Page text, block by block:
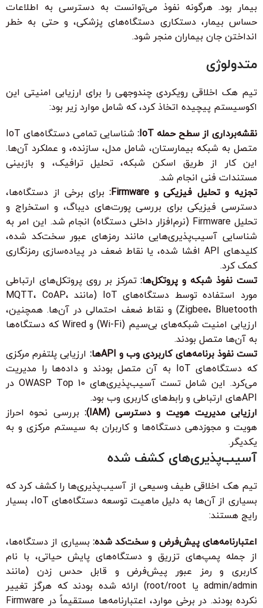
بیمار بود. هرگونه نفوذ می‌توانست به دسترسی به اطلاعات
حساس بیمار، دستکاری دستگاه‌های پزشکی، و حتی به خطر
انداختن جان بیماران منجر شود.
متدولوژی
تیم هک اخلاقی رویکردی چندوجهی را برای ارزیابی امنیتی این
اکوسیستم پیچیده اتخاذ کرد، که شامل موارد زیر بود:
نقشه‌برداری از سطح حمله IoT:
شناسایی تمامی دستگاه‌های IoT
متصل به شبکه بیمارستان، شامل مدل، سازنده، و عملکرد آن‌ها.
این کار از طریق اسکن شبکه، تحلیل ترافیک، و بازبینی
مستندات فنی انجام شد.
تجزیه و تحلیل فیزیکی و Firmware:
برای برخی از دستگاه‌ها،
دسترسی فیزیکی برای بررسی پورت‌های دیباگ، و استخراج و
تحلیل Firmware (نرم‌افزار داخلی دستگاه) انجام شد. این امر به
شناسایی آسیب‌پذیری‌هایی مانند رمزهای عبور سخت‌کد شده،
کلیدهای API افشا شده، یا نقاط ضعف در پیاده‌سازی رمزنگاری
کمک کرد.
تست نفوذ شبکه و پروتکل‌ها:تمرکز بر روی پروتکل‌های ارتباطی
مورد استفاده توسط دستگاه‌های IoT (مانند MQTT، CoAP،
Zigbee، Bluetooth) و نقاط ضعف احتمالی در آن‌ها. همچنین،
ارزیابی امنیت شبکه‌های بی‌سیم (Wi-Fi) و Wired که دستگاه‌ها
به آن‌ها متصل بودند.
تست نفوذ برنامه‌های کاربردی وب و APIها:
ارزیابی پلتفرم مرکزی
که دستگاه‌های IoT به آن متصل بودند و داده‌ها را مدیریت
می‌کرد. این شامل تست آسیب‌پذیری‌های OWASP Top 10 در
APIهای ارتباطی و رابط‌های کاربری وب بود.
ارزیابی مدیریت هویت و دسترسی (IAM):
بررسی نحوه احراز
هویت و مجوزدهی دستگاه‌ها و کاربران به سیستم مرکزی و به
یکدیگر.
آسیب‌پذیری‌های کشف شده
تیم هک اخلاقی طیف وسیعی از آسیب‌پذیری‌ها را کشف کرد که
بسیاری از آن‌ها به دلیل ماهیت توسعه دستگاه‌های IoT، بسیار
رایج هستند:
اعتبارنامه‌های پیش‌فرض و سخت‌کد شده: بسیاری از دستگاه‌ها،
از جمله پمپ‌های تزریق و دستگاه‌های پایش حیاتی، با نام
کاربری و رمز عبور پیش‌فرض و قابل حدس زدن (مانند
admin/admin یا root/root) ارائه شده بودند که هرگز تغییر
نکرده بودند. در برخی موارد، اعتبارنامه‌ها مستقیماً در Firmware